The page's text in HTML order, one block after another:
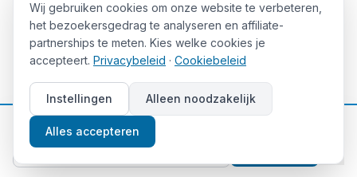
Dutch State Treasury Agency (DSTA)
heeft meerdere groene staatsobligaties
uitgegeven, waarvan de opbrengst onder
meer naar duurzame waterbeheersing en
energie-efficiëntie gaat
Banken als ING, ABN AMRO en Rabobank
Wij gebruiken cookies om onze website te verbeteren,
het bezoekersgedrag te analyseren en affiliate-
partnerships te meten. Kies welke cookies je
accepteert. Privacybeleid · Cookiebeleid
Instellingen Alleen noodzakelijk
Alles accepteren
📈 Gratis beleggingstips